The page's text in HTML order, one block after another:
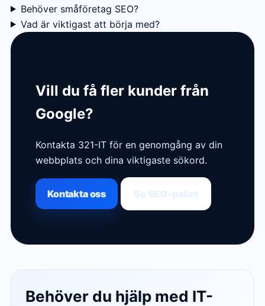
Behöver småföretag SEO?
Vad är viktigast att börja med?
Vill du få fler kunder från
Google?
Kontakta 321-IT för en genomgång av din
webbplats och dina viktigaste sökord.
Kontakta oss
Behöver du hjälp med IT-